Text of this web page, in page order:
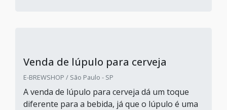
Venda de lúpulo para cerveja
E-BREWSHOP / São Paulo - SP
A venda de lúpulo para cerveja dá um toque
diferente para a bebida, já que o lúpulo é uma